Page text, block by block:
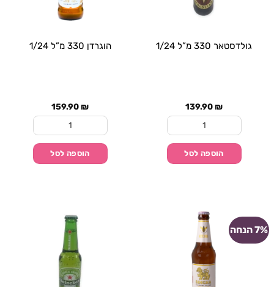
גולדסטאר 330 מ”ל 1/24
139.90₪
כמות של גולדסטאר 330 מ"ל 1/24
הוספה לסל
הוגרדן 330 מ”ל 1/24
159.90₪
כמות של הוגרדן 330 מ"ל 1/24
הוספה לסל
7% הנחה